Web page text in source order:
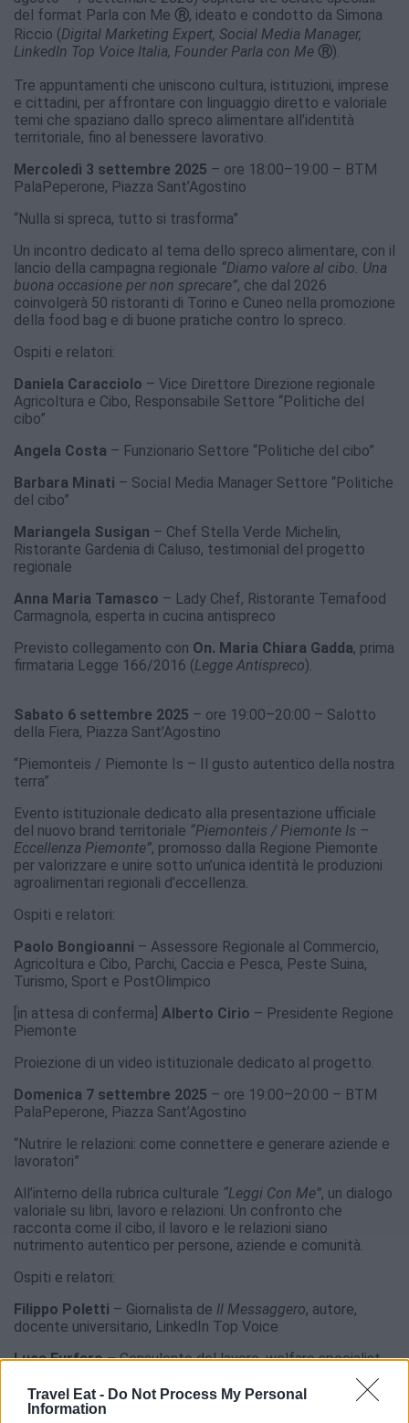
Travel Eat - Do Not Process My Personal
Information
del format Parla con Me Ⓡ, ideato e condotto da Simona
Riccio (Digital Marketing Expert, Social Media Manager,
LinkedIn Top Voice Italia, Founder Parla con Me Ⓡ).
Tre appuntamenti che uniscono cultura, istituzioni, imprese
e cittadini, per affrontare con linguaggio diretto e valoriale
temi che spaziano dallo spreco alimentare all’identità
territoriale, fino al benessere lavorativo.
Mercoledì 3 settembre 2025 – ore 18:00–19:00 – BTM
PalaPeperone, Piazza Sant’Agostino
“Nulla si spreca, tutto si trasforma”
Un incontro dedicato al tema dello spreco alimentare, con il
lancio della campagna regionale “Diamo valore al cibo. Una
buona occasione per non sprecare”, che dal 2026
coinvolgerà 50 ristoranti di Torino e Cuneo nella promozione
della food bag e di buone pratiche contro lo spreco.
Ospiti e relatori:
Daniela Caracciolo – Vice Direttore Direzione regionale
Agricoltura e Cibo, Responsabile Settore “Politiche del
cibo”
Angela Costa – Funzionario Settore “Politiche del cibo”
Barbara Minati – Social Media Manager Settore “Politiche
del cibo”
Mariangela Susigan – Chef Stella Verde Michelin,
Ristorante Gardenia di Caluso, testimonial del progetto
regionale
Anna Maria Tamasco – Lady Chef, Ristorante Temafood
Carmagnola, esperta in cucina antispreco
Previsto collegamento con On. Maria Chiara Gadda, prima
firmataria Legge 166/2016 (Legge Antispreco).
Sabato 6 settembre 2025 – ore 19:00–20:00 – Salotto
della Fiera, Piazza Sant’Agostino
“Piemonteis / Piemonte Is – Il gusto autentico della nostra
terra”
Evento istituzionale dedicato alla presentazione ufficiale
del nuovo brand territoriale “Piemonteis / Piemonte Is –
Eccellenza Piemonte”, promosso dalla Regione Piemonte
per valorizzare e unire sotto un’unica identità le produzioni
agroalimentari regionali d’eccellenza.
Ospiti e relatori:
Paolo Bongioanni – Assessore Regionale al Commercio,
Agricoltura e Cibo, Parchi, Caccia e Pesca, Peste Suina,
Turismo, Sport e PostOlimpico
[in attesa di conferma] Alberto Cirio – Presidente Regione
Piemonte
Proiezione di un video istituzionale dedicato al progetto.
Domenica 7 settembre 2025 – ore 19:00–20:00 – BTM
PalaPeperone, Piazza Sant’Agostino
“Nutrire le relazioni: come connettere e generare aziende e
lavoratori”
All’interno della rubrica culturale “Leggi Con Me”, un dialogo
valoriale su libri, lavoro e relazioni. Un confronto che
racconta come il cibo, il lavoro e le relazioni siano
nutrimento autentico per persone, aziende e comunità.
Ospiti e relatori:
Filippo Poletti – Giornalista de Il Messaggero, autore,
docente universitario, LinkedIn Top Voice
Luca Furfaro– Consulente del lavoro, welfare specialist,